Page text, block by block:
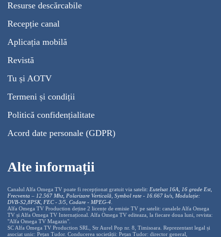
Resurse descărcabile
Recepție canal
Aplicația mobilă
Revistă
Tu și AOTV
Termeni și condiții
Politică confidențialitate
Acord date personale (GDPR)
Alte informații
Canalul Alfa Omega TV poate fi recepționat gratuit via satelit: Eutelsat 16A, 16 grade Est,
Frecventa – 12.567 Mhz, Polarizare Verticală, Symbol rate - 16.667 ks/s, Modulație:
DVB-S2,8PSK, FEC - 3/5, Codare - MPEG-4
Alfa Omega TV Production deține 2 licențe de emisie TV pe satelit: canalele Alfa Omega
TV și Alfa Omega TV Internațional. Alfa Omega TV editeaza, la fiecare doua luni, revista:
"Alfa Omega TV Magazin".
SC Alfa Omega TV Production SRL, Str Aurel Pop nr. 8, Timisoara. Reprezentant legal și
asociat unic: Pețan Tudor. Conducerea societății: Pețan Tudor: director general,